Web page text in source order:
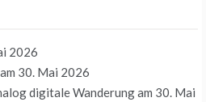
2026
am 30. Mai 2026
digitale Wanderungam 30. Mai